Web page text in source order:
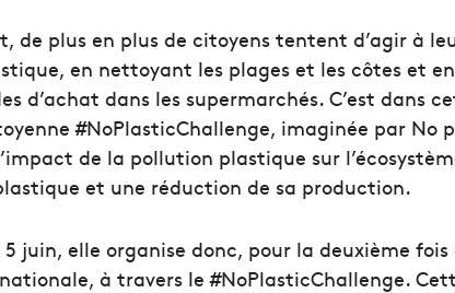
de plus en plus de citoyens tentent d’agir à
en nettoyant les plages et les côtes et
d’achat dans les supermarchés. C’est dans
#NoPlasticChallenge, imaginée par No
de la pollution plastique sur
et une réduction de sa production.
5 juin, elle organise donc, pour la deuxième
à travers le #NoPlasticChallenge.